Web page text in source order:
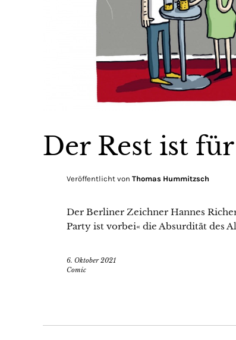
Der Rest ist
Veröffentlicht von Thomas Hummitzsch
Der Berliner Zeichner Hannes
Party ist vorbei« die Absurdität des
6. Oktober 2021
Comic